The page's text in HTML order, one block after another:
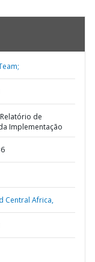
de
Implementação
Central Africa,